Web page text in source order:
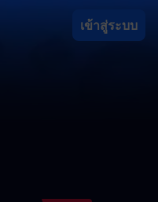
เข้าสู่ระบบ